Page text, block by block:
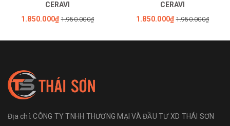
CERAVI
1.850.000₫ 1.950.000₫
CERAVI
1.850.000₫ 1.950.000₫
Địa chỉ:CÔNG TY TNHH THƯƠNG MẠI VÀ ĐẦU TƯ XD THÁI SƠN